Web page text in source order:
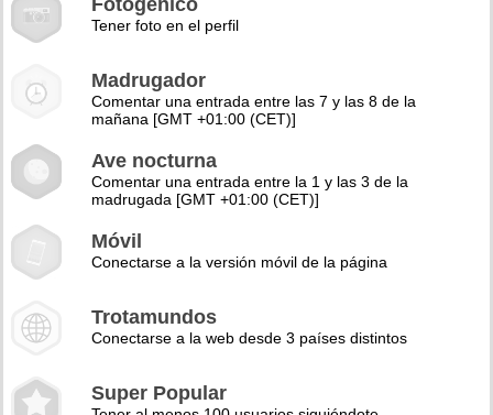
Fotogénico
Tener foto en el perfil
Madrugador
Comentar una entrada entre las 7 y las 8 de la
mañana [GMT +01:00 (CET)]
Ave nocturna
Comentar una entrada entre la 1 y las 3 de la
madrugada [GMT +01:00 (CET)]
Móvil
Conectarse a la versión móvil de la página
Trotamundos
Conectarse a la web desde 3 países distintos
Super Popular